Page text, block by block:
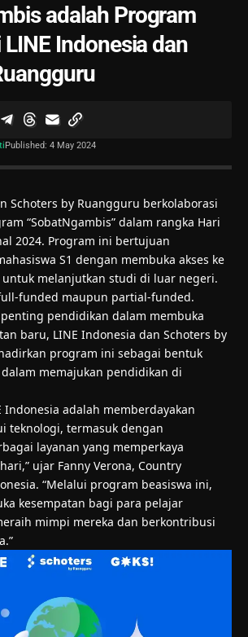
adalah Program
Indonesia dan
Published: 4 May 2024
Schoters by Ruangguru berkolaborasi
“SobatNgambis” dalam rangka Hari
2024. Program ini bertujuan
S1 dengan membuka akses ke
untuk melanjutkan studi di luar negeri.
funded maupun partial-funded.
pendidikan dalam membuka
baru, LINE Indonesia dan Schoters by
program ini sebagai bentuk
memajukan pendidikan di
Indonesia adalah memberdayakan
teknologi, termasuk dengan
layanan yang memperkaya
ujar Fanny Verona, Country
“Melalui program beasiswa ini,
kesempatan bagi para pelajar
mimpi mereka dan berkontribusi